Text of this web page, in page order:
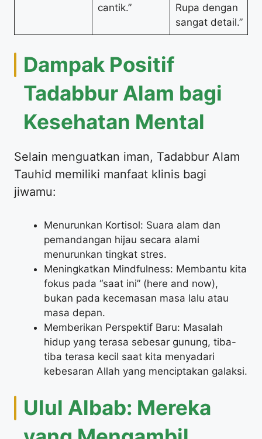
cantik.”
Rupa dengan
sangat detail.”
Dampak Positif
Tadabbur Alam bagi
Kesehatan Mental
Selain menguatkan iman, Tadabbur Alam
Tauhid memiliki manfaat klinis bagi
jiwamu:
Menurunkan Kortisol: Suara alam dan
pemandangan hijau secara alami
menurunkan tingkat stres.
Meningkatkan Mindfulness: Membantu kita
fokus pada “saat ini” (here and now),
bukan pada kecemasan masa lalu atau
masa depan.
Memberikan Perspektif Baru: Masalah
hidup yang terasa sebesar gunung, tiba-
tiba terasa kecil saat kita menyadari
kebesaran Allah yang menciptakan galaksi.
Ulul Albab: Mereka